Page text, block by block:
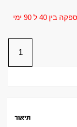
פריט בהזמנה מיוחדת במחיר מיוחד - זמני אספקה בין 40 ל 90 ימי
תיאור